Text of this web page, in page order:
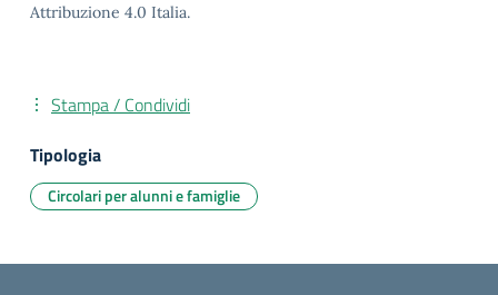
Attribuzione 4.0 Italia.
Stampa / Condividi
Tipologia
Circolari per alunni e famiglie